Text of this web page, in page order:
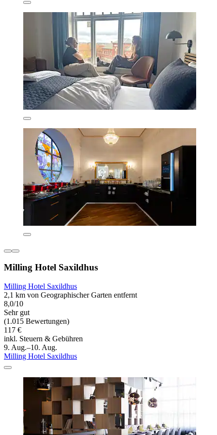
Milling Hotel Saxildhus
Milling Hotel Saxildhus
2,1 km von Geographischer Garten entfernt
8,0/10
Sehr gut
(1.015 Bewertungen)
117 €
inkl. Steuern & Gebühren
9. Aug.–10. Aug.
Milling Hotel Saxildhus